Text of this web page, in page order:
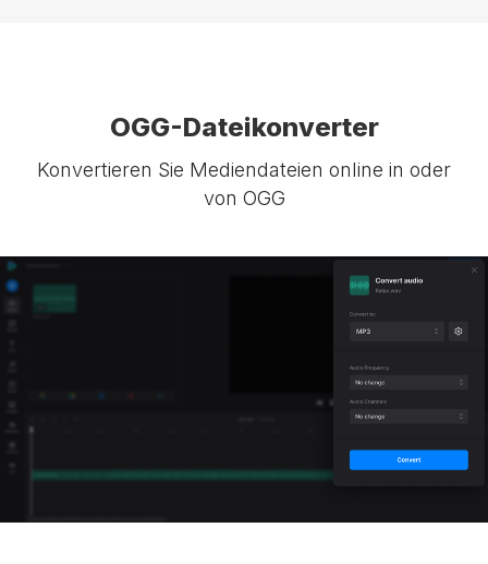
OGG-Dateikonverter
Konvertieren Sie Mediendateien online in oder
von OGG